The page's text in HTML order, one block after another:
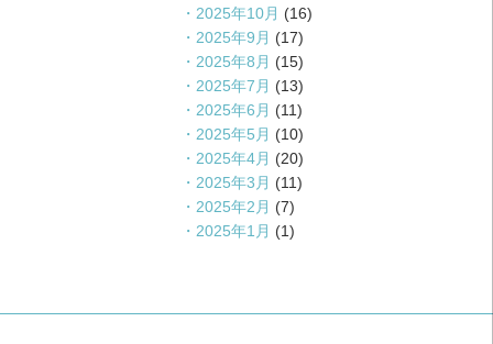
2025年10月 (16)
2025年9月 (17)
2025年8月 (15)
2025年7月 (13)
2025年6月 (11)
2025年5月 (10)
2025年4月 (20)
2025年3月 (11)
2025年2月 (7)
2025年1月 (1)